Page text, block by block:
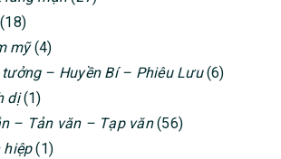
mỹ(4)
tưởng – Huyền Bí – Phiêu Lưu(6)
dị(1)
– Tản văn – Tạp văn(56)
hiệp(1)